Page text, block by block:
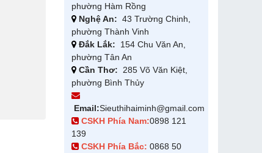
phường Hàm Rồng
Nghệ An: 43 Trường Chinh,
phường Thành Vinh
Đắk Lắk: 154 Chu Văn An,
phường Tân An
Cần Thơ: 285 Võ Văn Kiệt,
phường Bình Thủy
Email:Sieuthihaiminh@gmail.com
CSKH Phía Nam:0898 121
139
CSKH Phía Bắc: 0868 50